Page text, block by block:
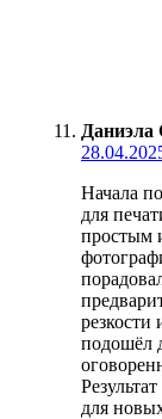
Даниэла
Начала
для
простым
резкости
подошёл
для